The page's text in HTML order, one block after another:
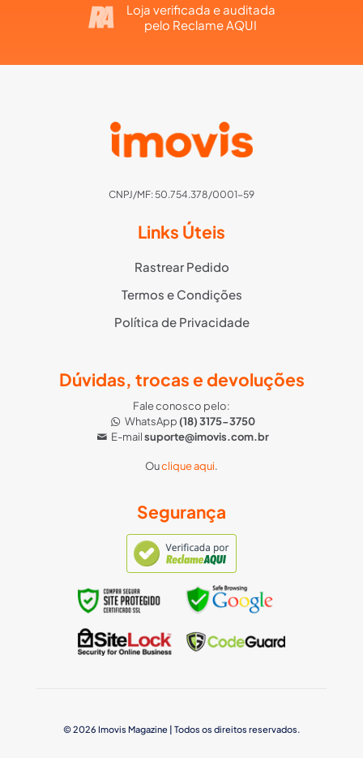
Loja verificada e auditada
pelo Reclame AQUI
CNPJ/MF: 50.754.378/0001-59
Links Úteis
Rastrear Pedido
Termos e Condições
Política de Privacidade
Dúvidas, trocas e devoluções
Fale conosco pelo:
WhatsApp(18) 3175-3750
E-mailsuporte@imovis.com.br
Ouclique aqui.
Segurança
© 2026 Imovis Magazine | Todos os direitos reservados.